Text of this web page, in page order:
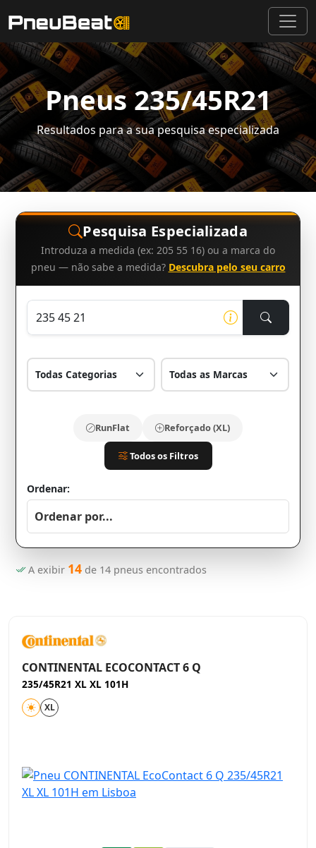
Pneus 235/45R21
Resultados para a sua pesquisa especializada
Pesquisa Especializada
Introduza a medida (ex: 205 55 16) ou a marca do
pneu — não sabe a medida? Descubra pelo seu carro
RunFlat Reforçado (XL)
Todos os Filtros
Ordenar:
A exibir 14 de 14 pneus encontrados
CONTINENTAL ECOCONTACT 6 Q
235/45R21 XL XL 101H
XL